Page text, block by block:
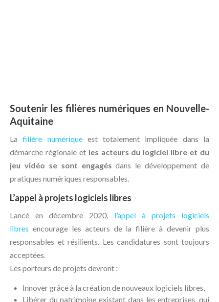
Soutenir les filières numériques en Nouvelle-
Aquitaine
Lafilière numériqueest totalement impliquée dans la
démarche régionale et les acteurs du logiciel libre et du
jeu vidéo se sont engagés dans le développement de
pratiques numériques responsables.
L’appel à projets logiciels libres
Lancé en décembre 2020, l’appel à projets logiciels
libres encourage les acteurs de la filière à devenir plus
responsables et résilients. Les candidatures sont toujours
acceptées.
Les porteurs de projets devront :
Innover grâce à la création de nouveaux logiciels libres,
Libérer du patrimoine existant dans les entreprises, qui